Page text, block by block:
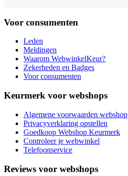
Voor consumenten
Leden
Meldingen
Waarom WebwinkelKeur?
Zekerheden en Badges
Voor consumenten
Keurmerk voor webshops
Algemene voorwaarden webshop
Privacyverklaring opstellen
Goedkoop Webshop Keurmerk
Controleer je webwinkel
Telefoonservice
Reviews voor webshops